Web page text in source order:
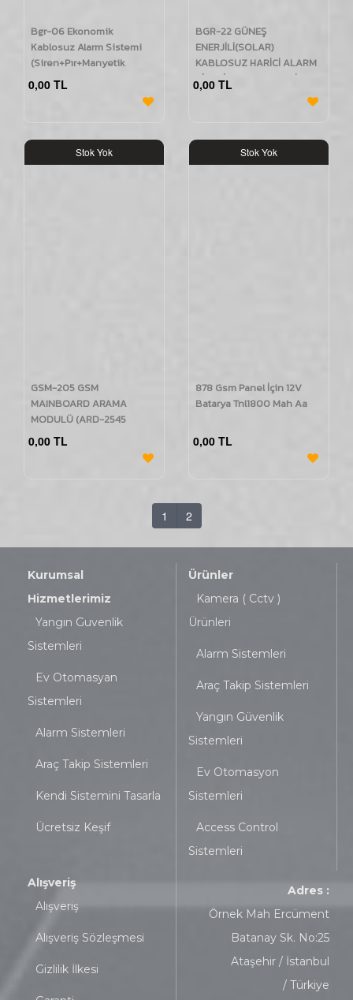
Bgr-06 Ekonomik
Kablosuz Alarm Sistemi
(Siren+Pır+Manyetik
Kontak+2
Kumanda+Adaptör)
0,00 TL
BGR-22 GÜNEŞ
ENERJİLİ(SOLAR)
KABLOSUZ HARİCİ ALARM
SİRENİ (KIRMIZI / MAVİ /
POLİS)
0,00 TL
Stok Yok
GSM-205 GSM
MAINBOARD ARAMA
MODULÜ (ARD-2545
PANEL UYUMLU)
0,00 TL
Stok Yok
878 Gsm Panel İçin 12V
Batarya Tnl1800 Mah Aa
0,00 TL
1 2
Kurumsal
Hizmetlerimiz
Yangın Guvenlik
Sistemleri
Ev Otomasyan
Sistemleri
Alarm Sistemleri
Araç Takip Sistemleri
Kendi Sistemini Tasarla
Ücretsiz Keşif
Ürünler
Kamera ( Cctv )
Ürünleri
Alarm Sistemleri
Araç Takip Sistemleri
Yangın Güvenlik
Sistemleri
Ev Otomasyon
Sistemleri
Access Control
Sistemleri
Alışveriş
Alışveriş
Alışveriş Sözleşmesi
Gizlilik İlkesi
Adres :
Örnek Mah Ercüment
Batanay Sk. No:25
Ataşehir / İstanbul
/ Türkiye